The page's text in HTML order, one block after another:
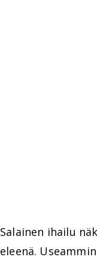
Salainen ihailu
eleenä.